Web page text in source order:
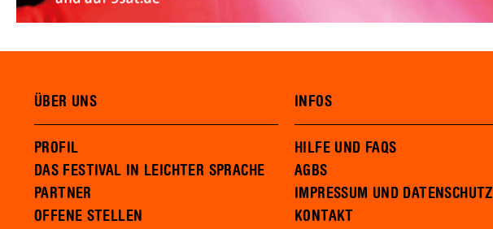
ÜBER UNS
PROFIL
DAS FESTIVAL IN LEICHTER SPRACHE
PARTNER
OFFENE STELLEN
INFOS
HILFE UND FAQS
AGBS
IMPRESSUM UND DATENSCHUTZ
KONTAKT